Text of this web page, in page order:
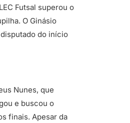
Futsal superou o
O Ginásio
do início
Nunes, que
e buscou o
finais. Apesar da